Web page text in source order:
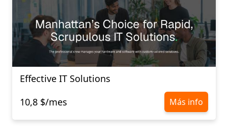
Effective IT Solutions
10,8 $/mes
Más info